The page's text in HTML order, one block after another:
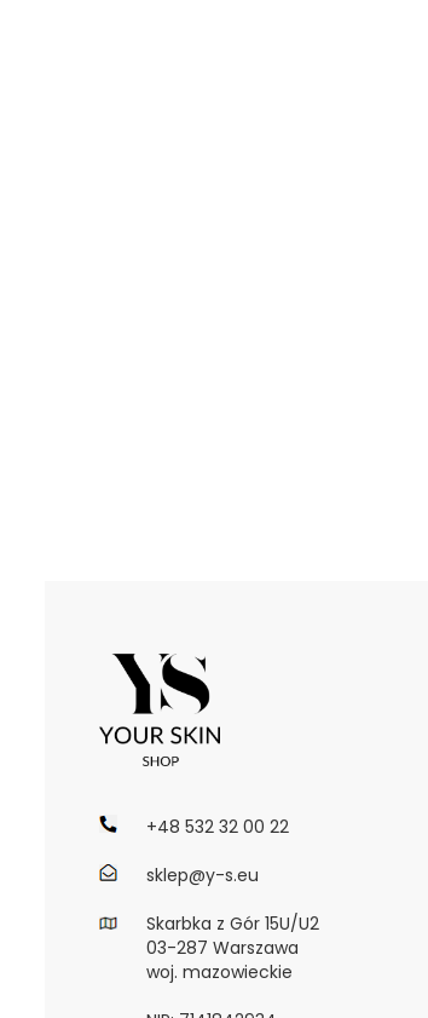
+48 532 32 00 22
sklep@y-s.eu
Skarbka z Gór 15U/U2
03-287 Warszawa
woj. mazowieckie